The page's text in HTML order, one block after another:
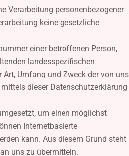
Verarbeitung personenbezogener
keine gesetzliche
einer betroffenen Person,
landesspezifischen
Umfang und Zweck der von uns
dieser Datenschutzerklärung
um einen möglichst
Internetbasierte
kann. Aus diesem Grund steht
uns zu übermitteln.